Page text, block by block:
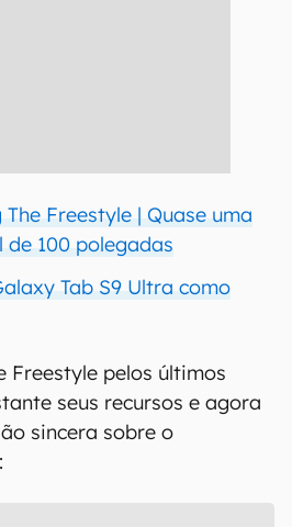
Freestyle | Quase uma
100 polegadas
Tab S9 Ultra como
Freestyle pelos últimos
seus recursos e agora
sincera sobre o